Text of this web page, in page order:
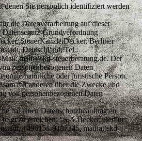
denen Sie persönlich identifiziert werden
die Datenverarbeitung auf dieser
Datenschutz-Grundverordnung
SteuerKanzleiDecker, Berliner
Deutschland, Tel.:
mail@skd-steuerberatung.de. Der
personenbezogenen Daten
natürliche oder juristische Person,
mit anderen über die Zwecke und
von personenbezogenen Daten
hat einen Datenschutzbeauftragten
folgt zu erreichen: "S.A.Decker, Berliner
+496151-9187345, mail(at)skd-